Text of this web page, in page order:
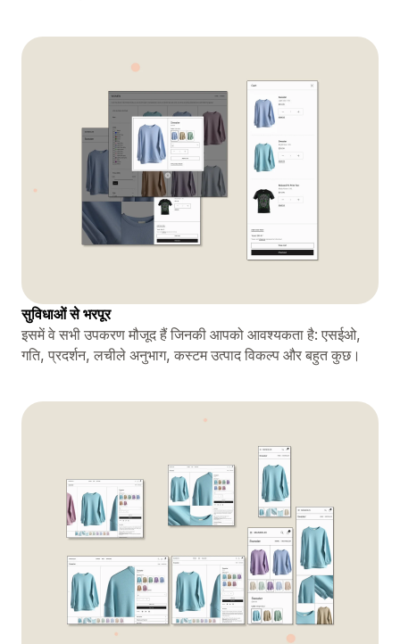
सुविधाओं से भरपूर
इसमें वे सभी उपकरण मौजूद हैं जिनकी आपको आवश्यकता है: एसईओ,
गति, प्रदर्शन, लचीले अनुभाग, कस्टम उत्पाद विकल्प और बहुत कुछ।